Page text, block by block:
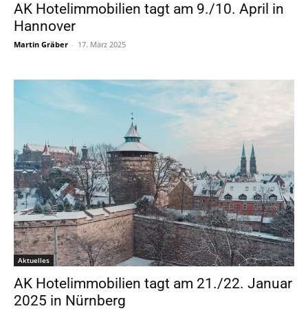
AK Hotelimmobilien tagt am 9./10. April in
Hannover
Martin Gräber - 17. März 2025
Aktuelles
AK Hotelimmobilien tagt am 21./22. Januar
2025 in Nürnberg